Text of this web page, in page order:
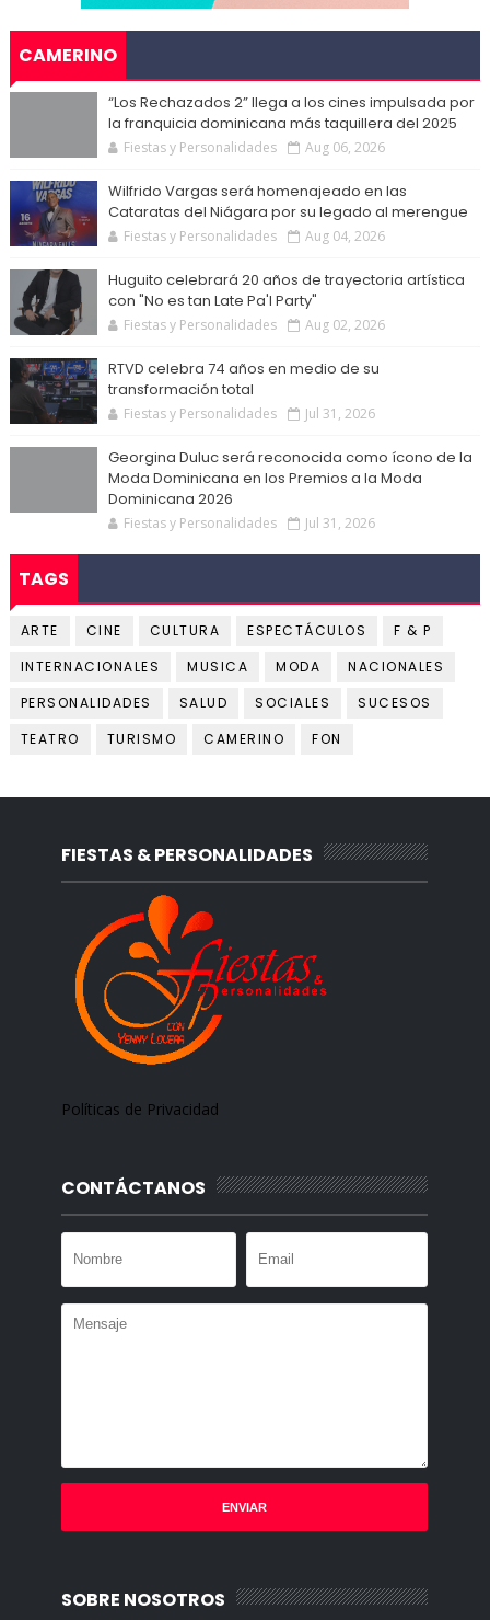
CAMERINO
“Los Rechazados 2” llega a los cines impulsada por
la franquicia dominicana más taquillera del 2025
Fiestas y Personalidades Aug 06, 2026
Wilfrido Vargas será homenajeado en las
Cataratas del Niágara por su legado al merengue
Fiestas y Personalidades Aug 04, 2026
Huguito celebrará 20 años de trayectoria artística
con "No es tan Late Pa'l Party"
Fiestas y Personalidades Aug 02, 2026
RTVD celebra 74 años en medio de su
transformación total
Fiestas y Personalidades Jul 31, 2026
Georgina Duluc será reconocida como ícono de la
Moda Dominicana en los Premios a la Moda
Dominicana 2026
Fiestas y Personalidades Jul 31, 2026
TAGS
ARTE CINE CULTURA ESPECTÁCULOS
F & P
INTERNACIONALES
MUSICA MODA
NACIONALES
PERSONALIDADES
SALUD SOCIALES
SUCESOS
TEATRO
TURISMO CAMERINO FON
FIESTAS & PERSONALIDADES
Políticas de Privacidad
CONTÁCTANOS
SOBRE NOSOTROS